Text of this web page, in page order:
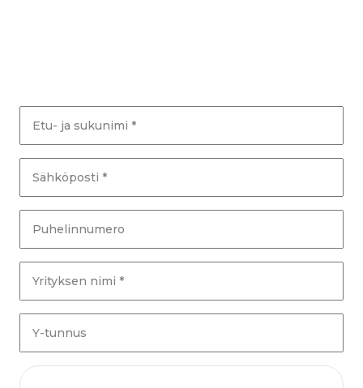
Etu- ja sukunimi *
Sähköposti *
Puhelinnumero
Yrityksen nimi *
Y-tunnus